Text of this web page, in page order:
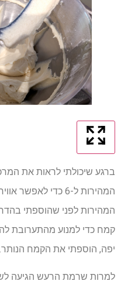
ברגע שיכולתי לראות את
המהירות ל-6 כדי
המהירות לפני שהוספתי
קמח כדי למנוע מהתערובת
יפה, הוספתי את הקמח הנותר.